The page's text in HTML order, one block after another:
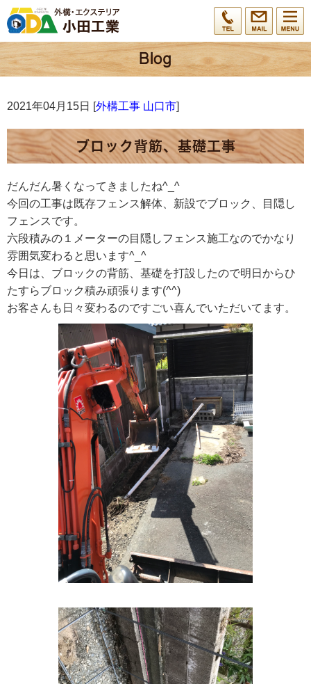
2021年04月15日 [外構工事 山口市]
ブロック背筋、基礎工事
だんだん暑くなってきましたね^_^
今回の工事は既存フェンス解体、新設でブロック、目隠し
フェンスです。
六段積みの１メーターの目隠しフェンス施工なのでかなり
雰囲気変わると思います^_^
今日は、ブロックの背筋、基礎を打設したので明日からひ
たすらブロック積み頑張ります(^^)
お客さんも日々変わるのですごい喜んでいただいてます。